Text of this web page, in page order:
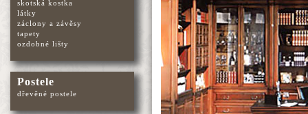
skotská kostka
látky
záclony a závěsy
tapety
ozdobné lišty
Postele
dřevěné postele